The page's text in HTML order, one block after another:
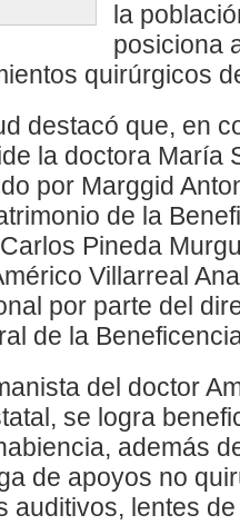
la
posiciona
quirúrgicos
destacó que, en
la doctora María
por Marggid
de la
Pineda
Villarreal
por parte del
de la
del doctor
se logra
además
de apoyos no
auditivos, lentes